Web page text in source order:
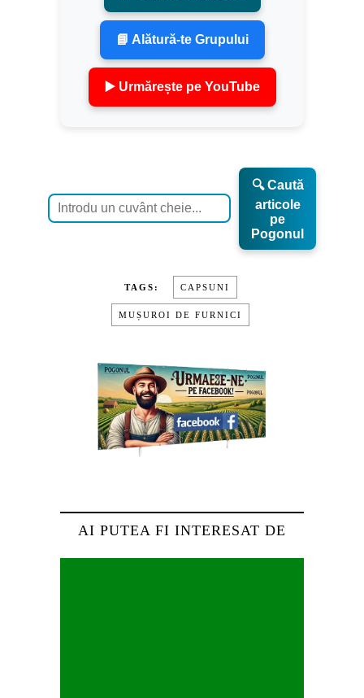
📘 Alătură-te Grupului
▶️ Urmărește pe YouTube
🔍 Caută
articole
pe
Pogonul
TAGS: CAPSUNI
MUȘUROI DE FURNICI
AI PUTEA FI INTERESAT DE